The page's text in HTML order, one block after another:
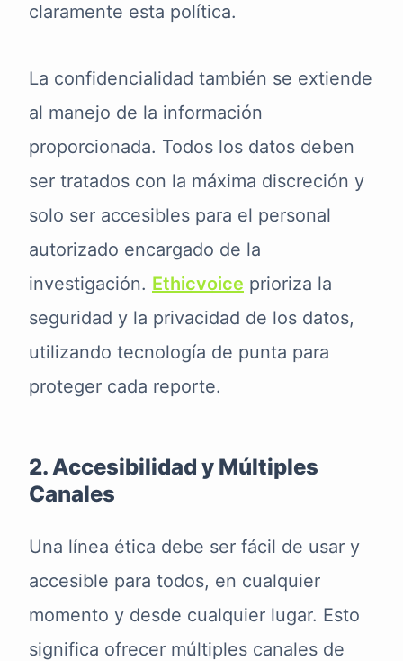
claramente esta política.
La confidencialidad también se extiende
al manejo de la información
proporcionada. Todos los datos deben
ser tratados con la máxima discreción y
solo ser accesibles para el personal
autorizado encargado de la
investigación. Ethicvoice prioriza la
seguridad y la privacidad de los datos,
utilizando tecnología de punta para
proteger cada reporte.
2. Accesibilidad y Múltiples
Canales
Una línea ética debe ser fácil de usar y
accesible para todos, en cualquier
momento y desde cualquier lugar. Esto
significa ofrecer múltiples canales de